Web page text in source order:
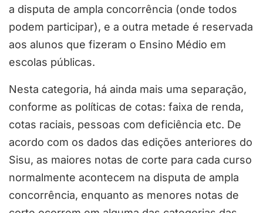
a disputa de ampla concorrência (onde todos
podem participar), e a outra metade é reservada
aos alunos que fizeram o Ensino Médio em
escolas públicas.
Nesta categoria, há ainda mais uma separação,
conforme as políticas de cotas: faixa de renda,
cotas raciais, pessoas com deficiência etc. De
acordo com os dados das edições anteriores do
Sisu, as maiores notas de corte para cada curso
normalmente acontecem na disputa de ampla
concorrência, enquanto as menores notas de